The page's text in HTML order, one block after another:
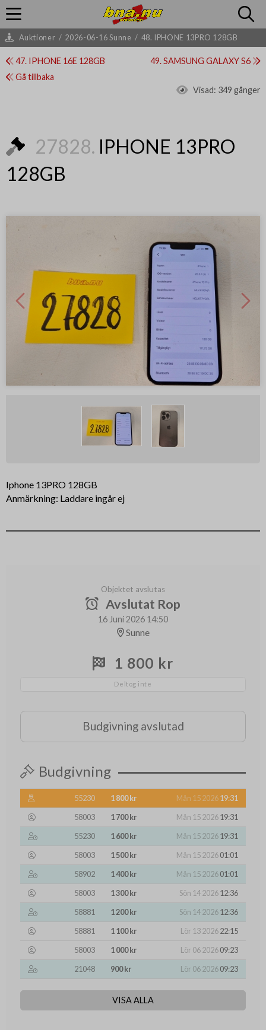
Auktioner / 2026-06-16 Sunne / 48. IPHONE 13PRO 128GB
47. IPHONE 16E 128GB
49. SAMSUNG GALAXY S6
Gå tillbaka
Visad: 349 gånger
27828. IPHONE 13PRO
128GB
Iphone 13PRO 128GB
Anmärkning: Laddare ingår ej
Objektet avslutas
Avslutat Rop
16 Juni 2026 14:50
Sunne
1 800 kr
Deltog inte
Budgivning avslutad
Budgivning
55230 1 800 kr Mån 15 202619:31
58003
1 700 kr Mån 15 202619:31
55230
1 600 kr Mån 15 202619:31
58003
1 500 kr Mån 15 202601:01
58902
1 400 kr Mån 15 202601:01
58003
1 300 kr Sön 14 202612:36
58881
1 200 kr Sön 14 202612:36
58881
1 100 kr Lör 13 202622:15
58003
1 000 kr Lör 06 202609:23
21048
900 kr Lör 06 202609:23
VISA ALLA